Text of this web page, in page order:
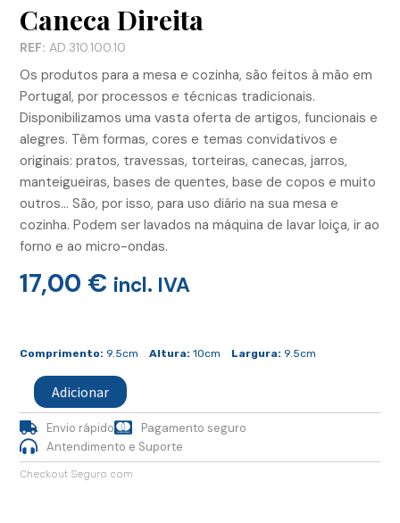
Caneca Direita
REF: AD.310.100.10
Os produtos para a mesa e cozinha, são feitos à mão em
Portugal, por processos e técnicas tradicionais.
Disponibilizamos uma vasta oferta de artigos, funcionais e
alegres. Têm formas, cores e temas convidativos e
originais: pratos, travessas, torteiras, canecas, jarros,
manteigueiras, bases de quentes, base de copos e muito
outros… São, por isso, para uso diário na sua mesa e
cozinha. Podem ser lavados na máquina de lavar loiça, ir ao
forno e ao micro-ondas.
17,00 € incl. IVA
Comprimento: 9.5cm Altura: 10cm Largura: 9.5cm
Caneca
Direita
Adicionar
Envio rápido
Pagamento seguro
Antendimento e Suporte
Checkout Seguro com